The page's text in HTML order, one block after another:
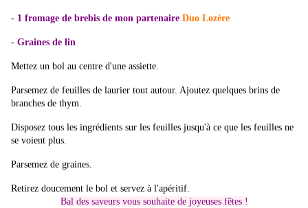
- 1 fromage de brebis de mon partenaire Duo Lozère
- Graines de lin
Mettez un bol au centre d'une assiette.
Parsemez de feuilles de laurier tout autour. Ajoutez quelques brins de
branches de thym.
Disposez tous les ingrédients sur les feuilles jusqu'à ce que les feuilles ne
se voient plus.
Parsemez de graines.
Retirez doucement le bol et servez à l'apéritif.
Bal des saveurs vous souhaite de joyeuses fêtes !